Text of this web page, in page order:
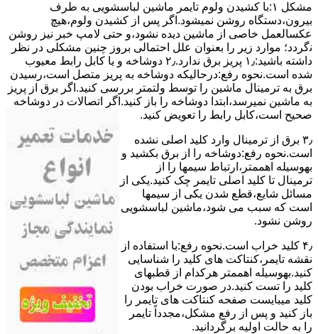
مشکل ۱:ﺑﺎ ﮐﺸﯿﺪن وﻟﻮم ﺗﺎﯾﻤﺮ ماشین لباسشویی به طرف
ﺑﯿﺮون،دستگاه روﺷﻦ نمیشود.اﮔﺮ ﭘﺲ از ﮐﺸﯿﺪن وﻟﻮم،ﻫﯿﭻ
عکسالعمل ﺧﺎﺻﯽ از ﻣﺎﺷﯿﻦ دﯾﺪه نشود،و حتی ﻻﻣﭗ ﺧﺒﺮ ﻧﯿﺰ روﺷﻦ
ﻧگردد؛ موارد زیر را بعنوان ﻋﻠﻞ احتمالی بروز چنین مشکلی در نظر
داشته باشید:۱٫ ﭘﺮﯾﺰ ﺑﺮق ﻧﺪارد.۲٫ دوﺷﺎﺧﻪ و ﯾﺎ ﮐﺎﺑﻞ راﺑﻂ ﻣﻌﯿﻮب
ﺷﺪه است.نحوه رفع:درحالیکه دوﺷﺎﺧﻪ ﺑﻪ ﭘﺮﯾﺰ ﻣﺘﺼﻞ اﺳﺖ،رﺳﯿﺪن
ﺑﺮق ﺑﻪ ﺗﺮﻣﯿﻨﺎل ﻣﺎﺷﯿﻦ را ﺗﻮﺳﻂ ولتمتر بررسی ﮐﻨﯿﺪ.اﮔﺮ ﺑﺮق از ﭘﺮﯾﺰ
ﺑﻪ ﻣﺎﺷﯿﻦ نمیرسد،اﺑﺘﺪا دوشاخه را باز کنید.اﮔﺮ اﺗﺼﺎﻻت در دوشاخه
ﺻﺤﯿﺢ اﺳﺖ،ﮐﺎﺑﻞ راﺑﻂ را ﺗﻌﻮﯾﺾ کنید.
۳٫ ﺑﺮق از ﺗﺮﻣﯿﻨﺎل وارد ﮐﻠﯿﺪ اﺻﻠﯽ ﻧﺸﺪه
است.نحوه رﻓﻊ:دوشاخه را از ﺑﺮق بکشید و
بهوسیله اهممتر،ارﺗﺒﺎط سیمها را از
ﺗﺮﻣﯿﻨﺎل ﺗﺎ ﮐﻠﯿﺪ اﺻﻠﯽ ﺗﺎﯾﻤﺮ چک کنید.یکی از
مسائل شایع،ﻗﻄﻊ شدن ﯾﮑﯽ از سیمها
است که سبب می شود،ﻣﺎﺷﯿﻦ لباسشویی
روﺷﻦ نشود.
۴٫ ﮐﻠﯿﺪ ﺧﺮاب اﺳﺖ.نحوه رفع:ﺑﺎ اﺳﺘﻔﺎده از
ﻧﻘﺸﻪ ﺗﺎﯾﻤﺮ،ﮐﻨﺘﺎﮐﺖ ﻫﺎی ﮐﻠﯿﺪ را ﺷﻨﺎﺳﺎﯾﯽ
کنید.بهوسیله اهممتر هرکدام از قطبهای
ﮐﻠﯿﺪ را ﺗﺴﺖ ﮐﻨﯿﺪ.در ﺻﻮرت ﺧﺮاب ﺑﻮدن
ﮐﻠﯿﺪ میبایست ﺻﻔﺤﻪ ﮐﻨﺘﺎﮐﺖ ﻫﺎی ﺗﺎﯾﻤﺮ را
باز کنید و ﭘﺲ از رﻓﻊ مشکل،مجدداً ﺗﺎﯾﻤﺮ
را به حالت اوﻟﯿﻪ برگردانید.